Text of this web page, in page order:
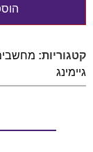
קטגוריות:
גיימינג